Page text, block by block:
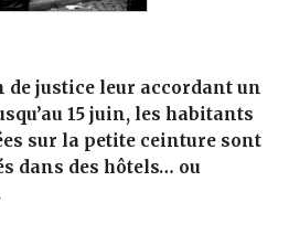
de justice leur accordant un
15 juin, les habitants
sur la petite ceinture sont
dans des hôtels… ou